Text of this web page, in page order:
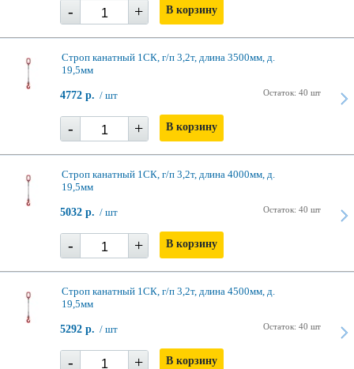
- + В корзину
Строп канатный 1СК, г/п 3,2т, длина 3500мм, д.
19,5мм
Остаток: 40 шт
4772 р. / шт
- + В корзину
Строп канатный 1СК, г/п 3,2т, длина 4000мм, д.
19,5мм
Остаток: 40 шт
5032 р. / шт
- + В корзину
Строп канатный 1СК, г/п 3,2т, длина 4500мм, д.
19,5мм
Остаток: 40 шт
5292 р. / шт
- + В корзину